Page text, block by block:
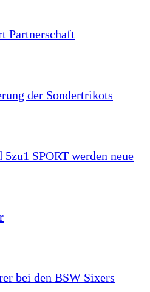
Partnerschaft
der Sondertrikots
5zu1 SPORT werden neue
bei den BSW Sixers